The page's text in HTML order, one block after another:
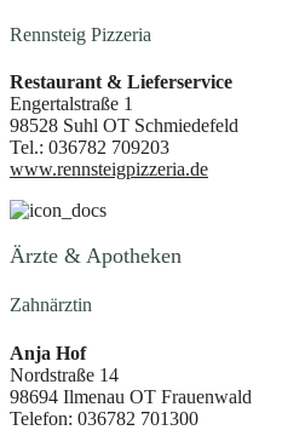
Rennsteig Pizzeria
Restaurant & Lieferservice
Engertalstraße 1
98528 Suhl OT Schmiedefeld
Tel.: 036782 709203
www.rennsteigpizzeria.de
Ärzte & Apotheken
Zahnärztin
Anja Hof
Nordstraße 14
98694 Ilmenau OT Frauenwald
Telefon: 036782 701300